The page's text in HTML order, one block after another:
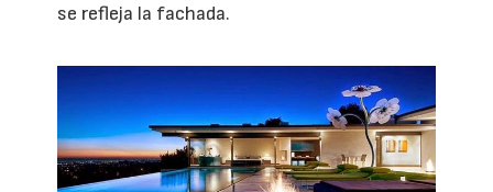
se refleja la fachada.